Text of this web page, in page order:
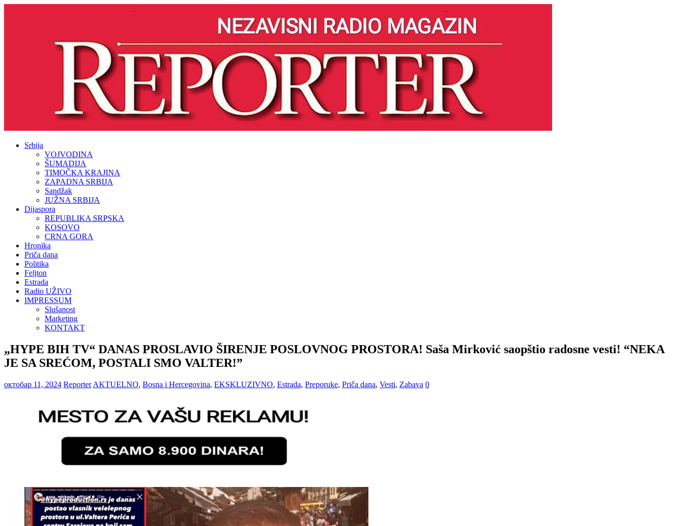
Srbija
VOJVODINA
ŠUMADIJA
TIMOČKA KRAJINA
ZAPADNA SRBIJA
Sandžak
JUŽNA SRBIJA
Dijaspora
REPUBLIKA SRPSKA
KOSOVO
CRNA GORA
Hronika
Priča dana
Politika
Feljton
Estrada
Radio UŽIVO
IMPRESSUM
Slušanost
Marketing
KONTAKT
„HYPE BIH TV“ DANAS PROSLAVIO ŠIRENJE POSLOVNOG PROSTORA! Saša Mirković saopštio radosne vesti! “NEKA
JE SA SREĆOM, POSTALI SMO VALTER!”
октобар 11, 2024 Reporter AKTUELNO, Bosna i Hercegovina, EKSKLUZIVNO, Estrada, Preporuke, Priča dana, Vesti, Zabava 0